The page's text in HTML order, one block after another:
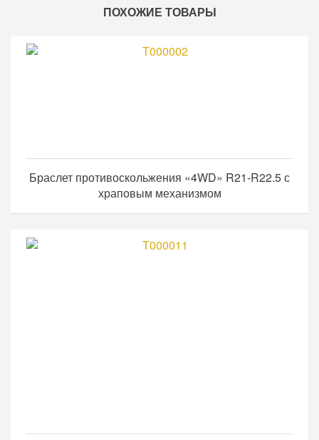
ПОХОЖИЕ ТОВАРЫ
Браслет противоскольжения «4WD» R21-R22.5 с
храповым механизмом